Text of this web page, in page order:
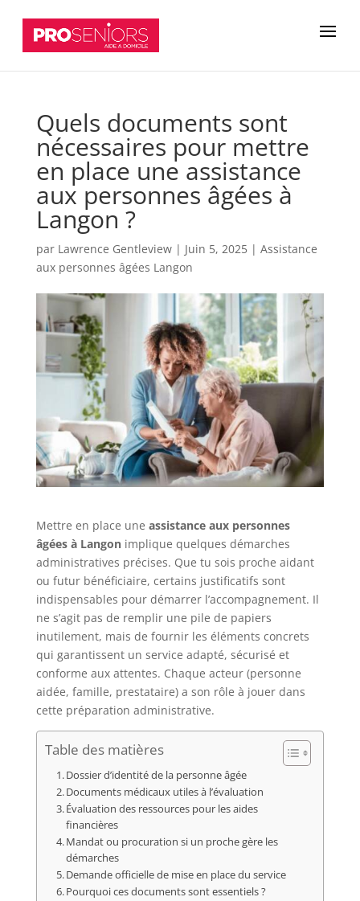
Quels documents sont
nécessaires pour mettre
en place une assistance
aux personnes âgées à
Langon ?
par Lawrence Gentleview| Juin 5, 2025| Assistance
aux personnes âgées Langon
Mettre en place une assistance aux personnes
âgées à Langonimplique quelques démarches
administratives précises. Que tu sois proche aidant
ou futur bénéficiaire, certains justificatifs sont
indispensables pour démarrer l’accompagnement. Il
ne s’agit pas de remplir une pile de papiers
inutilement, mais de fournir les éléments concrets
qui garantissent un service adapté, sécurisé et
conforme aux attentes. Chaque acteur (personne
aidée, famille, prestataire) a son rôle à jouer dans
cette préparation administrative.
Table des matières
Dossier d’identité de la personne âgée
Documents médicaux utiles à l’évaluation
Évaluation des ressources pour les aides
financières
Mandat ou procuration si un proche gère les
démarches
Demande officielle de mise en place du service
Pourquoi ces documents sont essentiels ?